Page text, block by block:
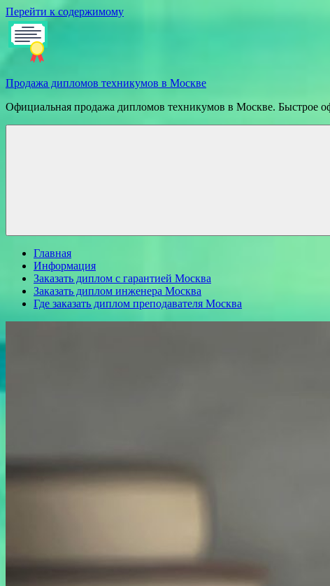
Перейти к содержимому
Продажа дипломов техникумов в Москве
Официальная продажа дипломов техникумов в Москве. Быстрое
Главная
Информация
Заказать диплом с гарантией Москва
Заказать диплом инженера Москва
Где заказать диплом преподавателя Москва